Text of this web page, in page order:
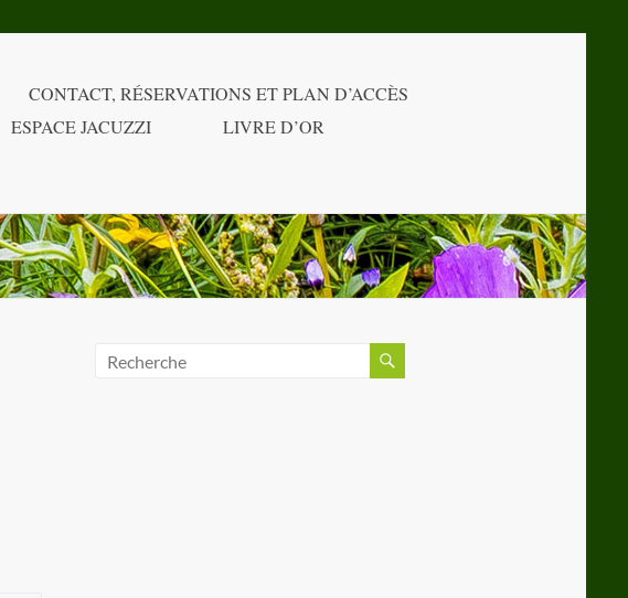
CONTACT, RÉSERVATIONS ET PLAN D’ACCÈS
ESPACE JACUZZI LIVRE D’OR